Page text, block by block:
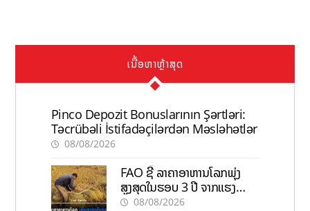
ເນື້ອຫາຫຼ້າສຸດ
Pinco Depozit Bonuslarının Şərtləri:
Təcrübəli İstifadəçilərdən Məsləhətlər
08/08/2026
FAO ຊີ້ ລາຄາອາຫານໂລກພຸ່ງ
ສູງສຸດໃນຮອບ 3 ປີ ຈາກແຮງ
ກົດດັນຂອງສົງຄາມ, El nino
08/08/2026